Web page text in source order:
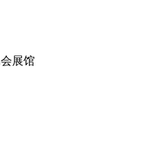
展馆